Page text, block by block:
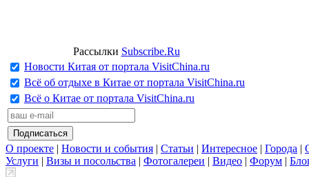
Рассылки Subscribe.Ru
Новости Китая от портала VisitChina.ru
Всё об отдыхе в Китае от портала VisitChina.ru
Всё о Китае от портала VisitChina.ru
О проекте | Новости и события | Статьи | Интересное | Города |
Услуги | Визы и посольства | Фотогалереи | Видео | Форум |